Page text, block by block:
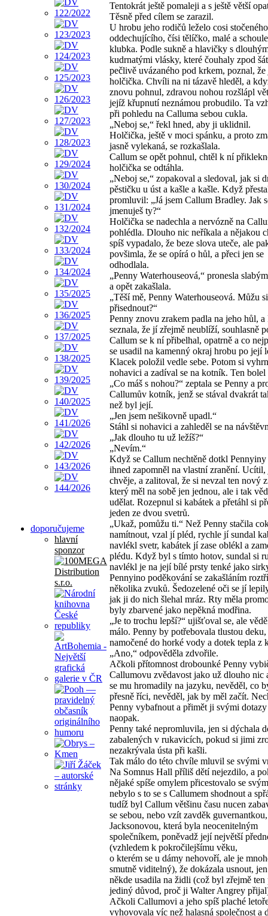
doporučujeme
hlavní
sponzor
Tentokrát ještě pomaleji a s ještě větší
Těsně před cílem se zarazil.
U hrobu jeho rodičů leželo cosi
oddechujícího, čísi tělíčko, malé a
klubka. Podle sukně a hlavičky s
kudrnatými vlásky, které čouhaly zpod
pečlivě uvázaného pod krkem, poznal, že
holčička. Chvíli na ni tázavě hleděl, a
znovu pohnul, zdravou nohou rozšlápl
jejíž křupnutí neznámou probudilo. Ta
při pohledu na Calluma sebou cukla.
„Neboj se,“ řekl hned, aby ji uklidnil.
Holčička, ještě v moci spánku, a proto
jasně vylekaná, se rozkašlala.
Callum se opět pohnul, chtěl k ní
holčička se odtáhla.
„Neboj se,“ zopakoval a sledoval, jak si
pěstičku u úst a kašle a kašle. Když
promluvil: „Já jsem Callum Bradley. Jak
jmenuješ ty?“
Holčička se nadechla a nervózně na
pohlédla. Dlouho nic neříkala a nějakou
spíš vypadalo, že beze slova uteče, ale
povšimla, že se opírá o hůl, a přeci jen se
odhodlala.
„Penny Waterhouseová,“ pronesla
a opět zakašlala.
„Těší mě, Penny Waterhouseová. Můžu si
přisednout?“
Penny znovu zrakem padla na jeho hůl, a
seznala, že jí zřejmě neublíží, souhlasně
Callum se k ní přibelhal, opatrně a co
se usadil na kamenný okraj hrobu po její
Klacek položil vedle sebe. Potom si
nohavici a zadíval se na kotník. Ten bolel
„Co máš s nohou?“ zeptala se Penny a
Callumův kotník, jenž se stával dvakrát
než byl její.
„Jen jsem nešikovně upadl.“
Stáhl si nohavici a zahleděl se na
„Jak dlouho tu už ležíš?“
„Nevím.“
Když se Callum nechtěně dotkl Pennyiny
ihned zapomněl na vlastní zranění. Ucítil,
chvěje, a zalitoval, že si nevzal ten nový
který měl na sobě jen jednou, ale i tak
udělat. Rozepnul si kabátek a přetáhl si
jeden ze dvou svetrů.
„Ukaž, pomůžu ti.“ Než Penny stačila
namítnout, vzal jí pléd, rychle jí sundal
navlékl svetr, kabátek jí zase oblékl a
plédu. Když byl s tímto hotov, sundal si
navlékl je na její bílé prsty tenké jako
Pennyino poděkování se zakašláním
několika zvuků. Šedozelené oči se jí
jak ji do nich šlehal mráz. Rty měla
byly zbarvené jako nepěkná modřina.
„Je to trochu lepší?“ ujišťoval se, ale
málo. Penny by potřebovala tlustou
namočené do horké vody a dotek tepla z
„Ano,“ odpověděla zdvořile.
Ačkoli přítomnost drobounké Penny
Callumovu zvědavost jako už dlouho nic
se mu hromadily na jazyku, nevěděl, co
přesně říci, nevěděl, jak by měl začít.
Penny vybafnout a přimět ji svými
naopak.
Penny také nepromluvila, jen si dýchala
zabalených v rukavicích, pokud si jimi
nezakrývala ústa při kašli.
Tak málo do této chvíle mluvil se svými
Na Somnus Hall příliš dětí nejezdilo, a
nějaké spíše omylem přicestovalo se
nebylo s to se s Callumem shodnout a
tudíž byl Callum většinu času nucen
se sebou, nebo vzít zavděk
Jacksonovou, která byla neocenitelným
společníkem, poněvadž její největší
(vzhledem k pokročilejšímu věku,
o kterém se u dámy nehovoří, ale je
smutně viditelný), že dokázala usnout,
někde usadila na židli (což byl zřejmě ten
jediný důvod, proč ji Walter Angrey
Ačkoli Callumovi a jeho spíš plaché
vyhovovala víc než halasná společnost a